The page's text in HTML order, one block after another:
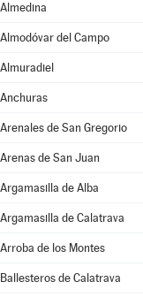
Almedina
Almodóvar del Campo
Almuradiel
Anchuras
Arenales de San Gregorio
Arenas de San Juan
Argamasilla de Alba
Argamasilla de Calatrava
Arroba de los Montes
Ballesteros de Calatrava